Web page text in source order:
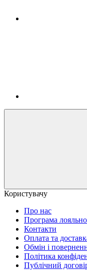
Користувачу
Про нас
Програма
Контакти
Оплата та
Обмін і
Політика
Публічний